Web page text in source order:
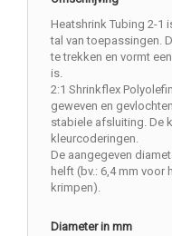
Heatshrink Tubing 2-1
tal van toepassingen.
te trekken en vormt
is.
2:1 Shrinkflex
geweven en
stabiele afsluiting. De
kleurcoderingen.
De aangegeven
helft (bv.: 6,4 mm voor
krimpen).
Diameter in mm